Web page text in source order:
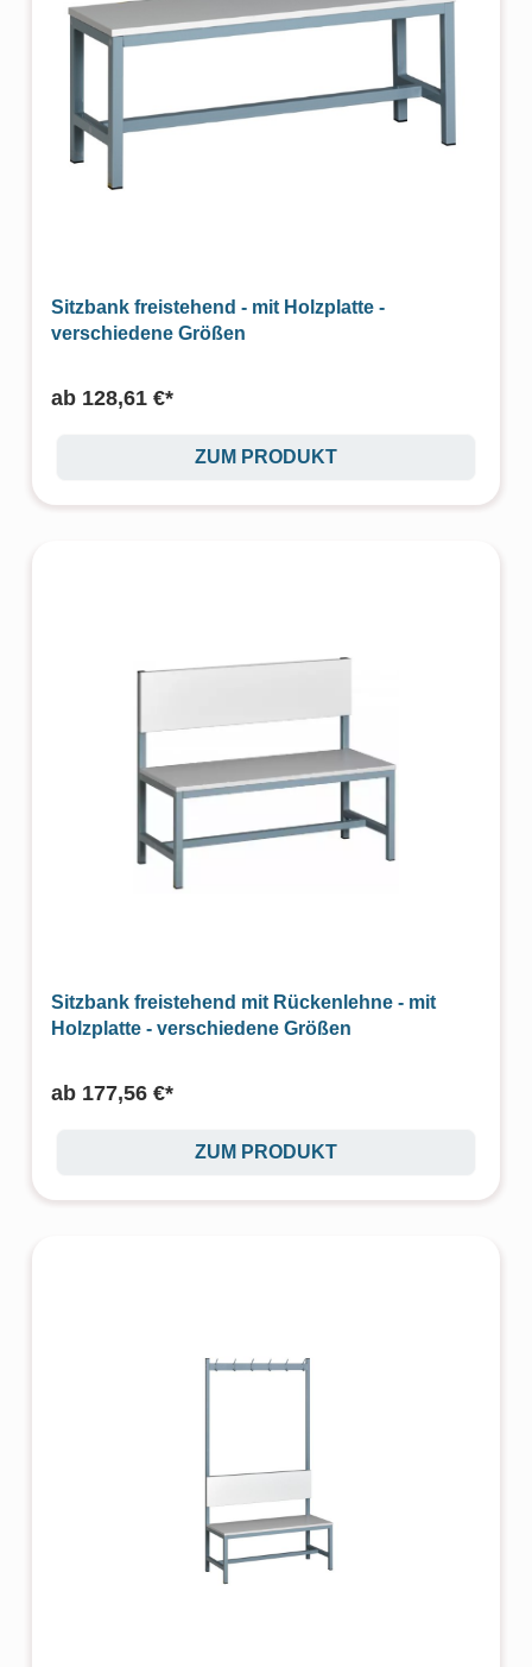
Sitzbank freistehend - mit Holzplatte -
verschiedene Größen
ab 128,61 €*
ZUM PRODUKT
Sitzbank freistehend mit Rückenlehne - mit
Holzplatte - verschiedene Größen
ab 177,56 €*
ZUM PRODUKT